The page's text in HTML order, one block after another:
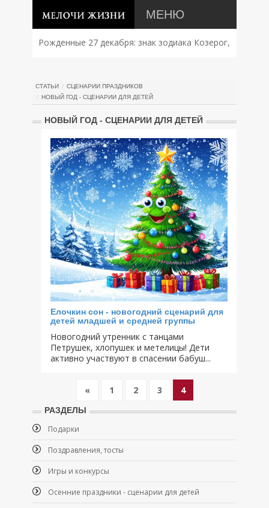
МЕНЮ
Рожденные 27 декабря: знак зодиака Козерог,
СТАТЬИ
СЦЕНАРИИ ПРАЗДНИКОВ
НОВЫЙ ГОД - СЦЕНАРИИ ДЛЯ ДЕТЕЙ
НОВЫЙ ГОД - СЦЕНАРИИ ДЛЯ ДЕТЕЙ
Елочкин сон - новогодний сценарий для
детей младшей и средней группы
Новогодний утренник с танцами
Петрушек, хлопушек и метелицы! Дети
активно участвуют в спасении бабуш...
« 1 2 3 4
РАЗДЕЛЫ
Подарки
Поздравления, тосты
Игры и конкурсы
Осенние праздники - сценарии для детей